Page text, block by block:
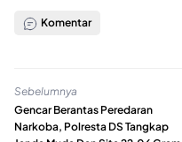
Komentar
Sebelumnya
Gencar Berantas Peredaran
Narkoba, Polresta DS Tangkap